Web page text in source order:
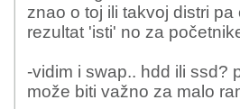
znao o toj ili takvoj distri
rezultat 'isti' no za
-vidim i swap.. hdd ili ssd?
može biti važno za malo